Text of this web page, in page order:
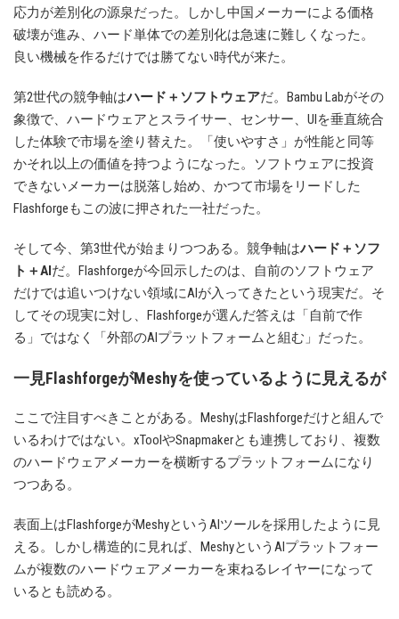
応力が差別化の源泉だった。しかし中国メーカーによる価格
破壊が進み、ハード単体での差別化は急速に難しくなった。
良い機械を作るだけでは勝てない時代が来た。
第2世代の競争軸はハード＋ソフトウェアだ。Bambu Labがその
象徴で、ハードウェアとスライサー、センサー、UIを垂直統合
した体験で市場を塗り替えた。「使いやすさ」が性能と同等
かそれ以上の価値を持つようになった。ソフトウェアに投資
できないメーカーは脱落し始め、かつて市場をリードした
Flashforgeもこの波に押された一社だった。
そして今、第3世代が始まりつつある。競争軸はハード＋ソフ
ト＋AIだ。Flashforgeが今回示したのは、自前のソフトウェア
だけでは追いつけない領域にAIが入ってきたという現実だ。そ
してその現実に対し、Flashforgeが選んだ答えは「自前で作
る」ではなく「外部のAIプラットフォームと組む」だった。
一見FlashforgeがMeshyを使っているように見えるが
ここで注目すべきことがある。MeshyはFlashforgeだけと組んで
いるわけではない。xToolやSnapmakerとも連携しており、複数
のハードウェアメーカーを横断するプラットフォームになり
つつある。
表面上はFlashforgeがMeshyというAIツールを採用したように見
える。しかし構造的に見れば、MeshyというAIプラットフォー
ムが複数のハードウェアメーカーを束ねるレイヤーになって
いるとも読める。